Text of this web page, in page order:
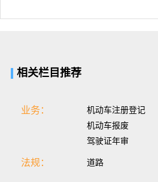
相关栏目推荐
业务： 机动车注册登记
机动车报废
驾驶证年审
法规： 道路